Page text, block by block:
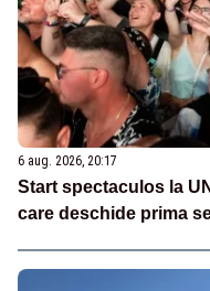
6 aug. 2026, 20:17
Start spectaculos la
care deschide prima